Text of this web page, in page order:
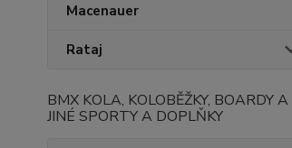
Macenauer
Rataj
BMX KOLA, KOLOBĚŽKY, BOARDY A
JINÉ SPORTY A DOPLŇKY